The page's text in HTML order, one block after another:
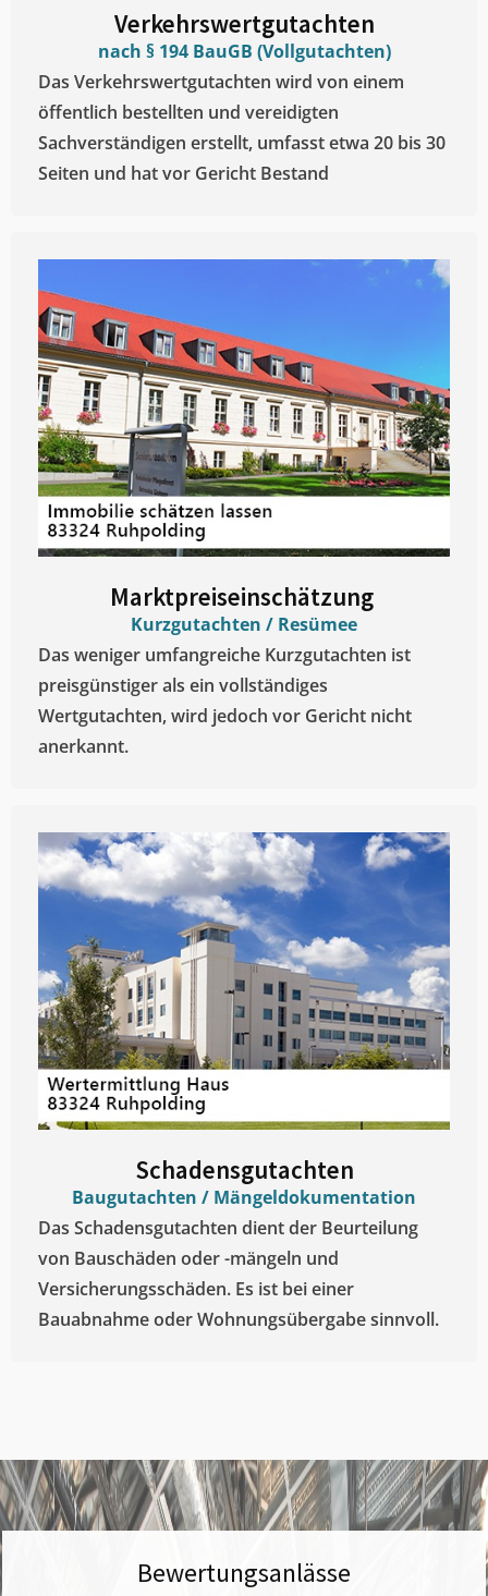
Verkehrswertgutachten
nach § 194 BauGB (Vollgutachten)
Das Verkehrswertgutachten wird von einem
öffentlich bestellten und vereidigten
Sachverständigen erstellt, umfasst etwa 20 bis 30
Seiten und hat vor Gericht Bestand
Marktpreiseinschätzung ​
Kurzgutachten / Resümee
Das weniger umfangreiche Kurzgutachten ist
preisgünstiger als ein vollständiges
Wertgutachten, wird jedoch vor Gericht nicht
anerkannt.
Schadensgutachten
Baugutachten / Mängeldokumentation
Das Schadensgutachten dient der Beurteilung
von Bauschäden oder -mängeln und
Versicherungsschäden. Es ist bei einer
Bauabnahme oder Wohnungsübergabe sinnvoll.
Bewertungsanlässe